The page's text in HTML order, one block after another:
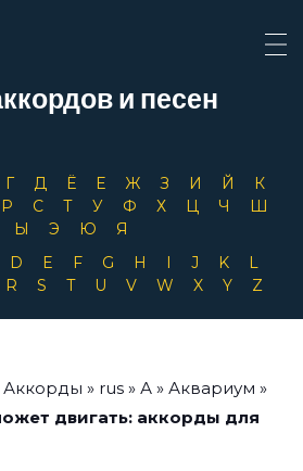
и песен
Г Д Ё Е Ж З И Й
К
Р С Т У Ф Х Ц Ч
Ш
Ы Э Ю
Я
D E F G H I J K
L
R S T U V W X Y Z
Аккорды » rus » А » Аквариум »
двигать: аккорды для